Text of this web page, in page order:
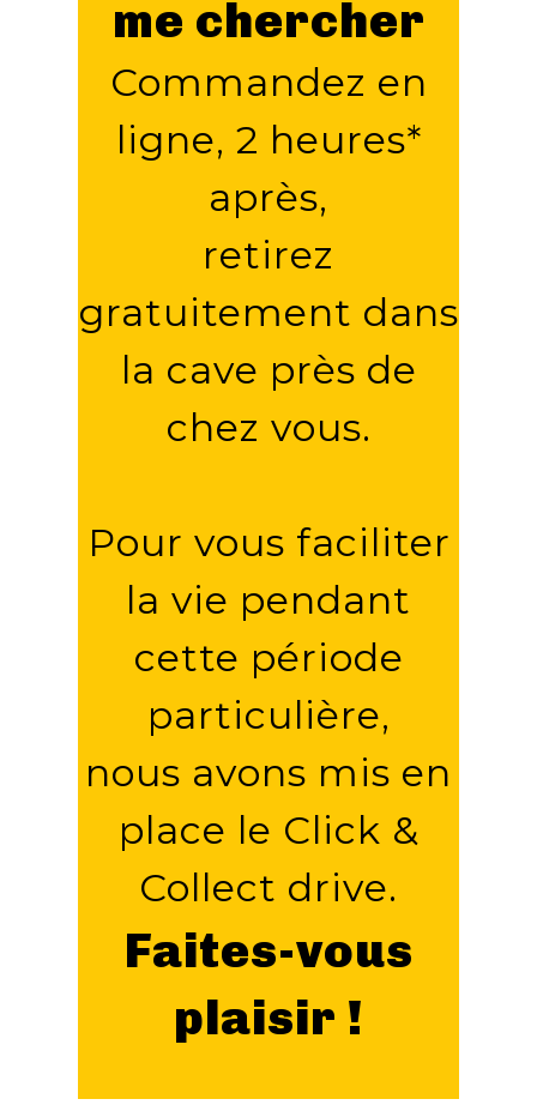
me chercher
Commandez en
ligne, 2 heures*
après,
retirez
gratuitement dans
la cave près de
chez vous.
Pour vous faciliter
la vie pendant
cette période
particulière,
nous avons mis en
place le Click &
Collect drive.
Faites-vous
plaisir !